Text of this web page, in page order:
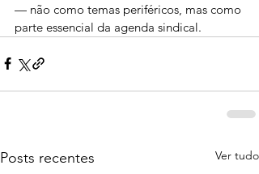
— não como temas periféricos, mas como
parte essencial da agenda sindical.
Posts recentes Ver tudo